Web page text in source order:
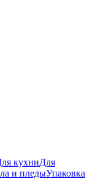
кухниДля
и пледыУпаковка